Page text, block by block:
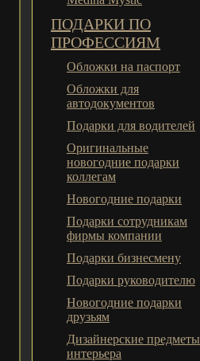
ПОДАРКИ ПО
ПРОФЕССИЯМ
Обложки на паспорт
Обложки для
автодокументов
Подарки для водителей
Оригинальные
новогодние подарки
коллегам
Новогодние подарки
Подарки сотрудникам
фирмы компании
Подарки бизнесмену
Подарки руководителю
Новогодние подарки
друзьям
Дизайнерские предметы
интерьера